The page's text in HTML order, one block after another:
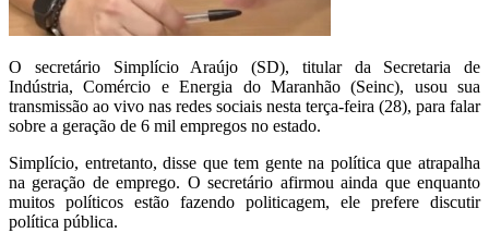
O secretário Simplício Araújo (SD), titular da Secretaria de
Indústria, Comércio e Energia do Maranhão (Seinc), usou sua
transmissão ao vivo nas redes sociais nesta terça-feira (28), para falar
sobre a geração de 6 mil empregos no estado.
Simplício, entretanto, disse que tem gente na política que atrapalha
na geração de emprego. O secretário afirmou ainda que enquanto
muitos políticos estão fazendo politicagem, ele prefere discutir
política pública.